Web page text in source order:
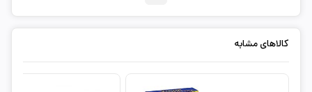
کالاهای مشابه